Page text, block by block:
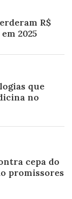
R$
2025
que
no
cepa do
promissores